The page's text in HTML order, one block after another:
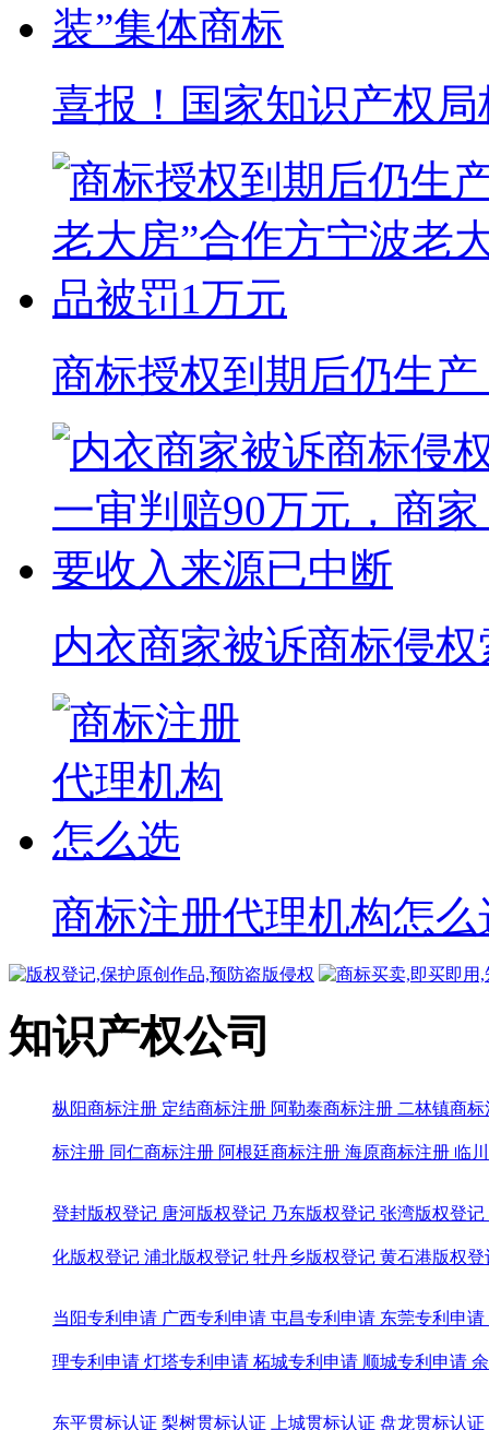
喜报！国家知识产权
商标授权到期后仍生产
内衣商家被诉商标侵
商标注册代理机构怎么
知识产权公司
枞阳商标注册 定结商标注册 阿勒泰商标注册 二林镇商标
标注册 同仁商标注册 阿根廷商标注册 海原商标注册 临
登封版权登记 唐河版权登记 乃东版权登记 张湾版权登记
化版权登记 浦北版权登记 牡丹乡版权登记 黄石港版权登
当阳专利申请 广西专利申请 屯昌专利申请 东莞专利申请
理专利申请 灯塔专利申请 柘城专利申请 顺城专利申请
东平贯标认证 梨树贯标认证 上城贯标认证 盘龙贯标认证